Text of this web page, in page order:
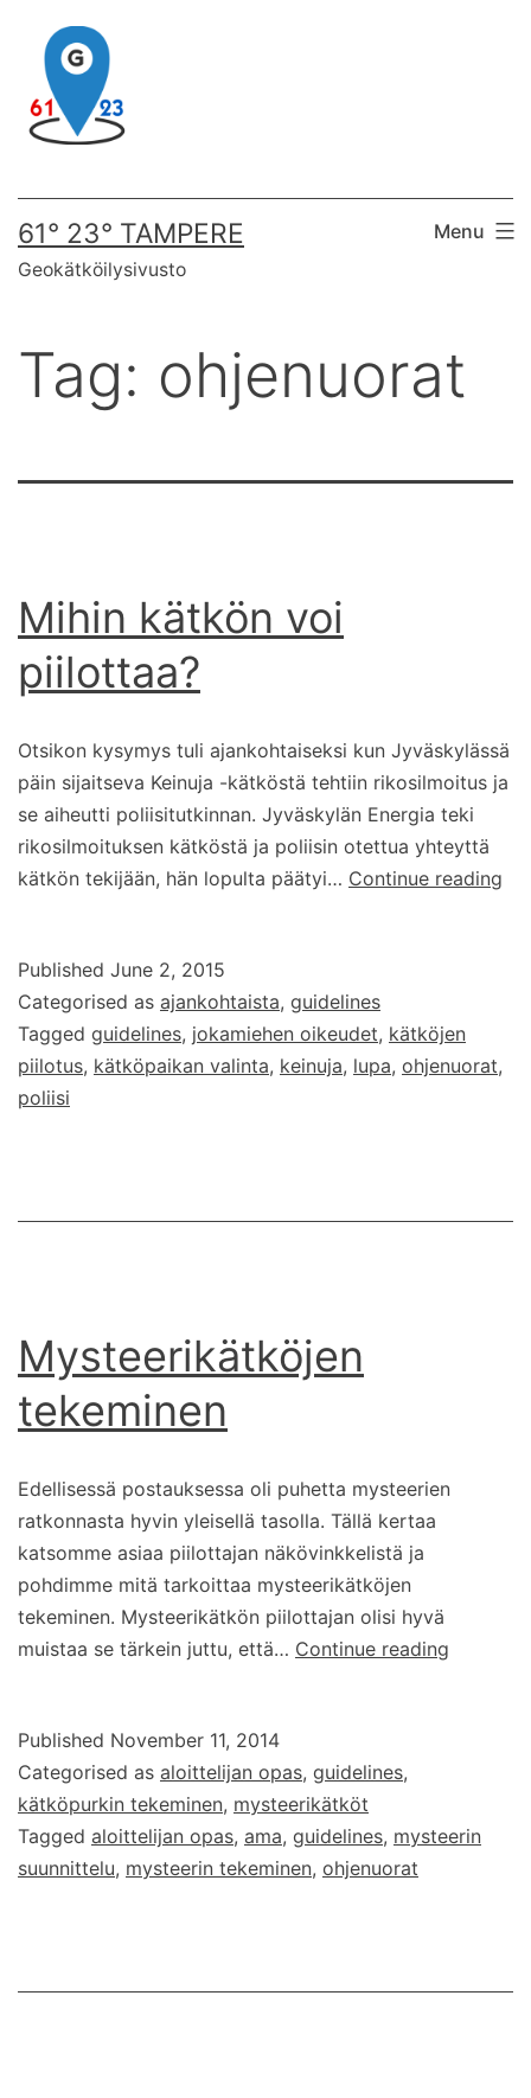
content
61° 23° TAMPERE
Geokätköilysivusto
Menu
Tag: ohjenuorat
Mihin kätkön voi
piilottaa?
Otsikon kysymys tuli ajankohtaiseksi kun Jyväskylässä
päin sijaitseva Keinuja -kätköstä tehtiin rikosilmoitus ja
se aiheutti poliisitutkinnan. Jyväskylän Energia teki
rikosilmoituksen kätköstä ja poliisin otettua yhteyttä
kätkön tekijään, hän lopulta päätyi… Continue reading
Published June 2, 2015
Categorised as ajankohtaista, guidelines
Tagged guidelines, jokamiehen oikeudet, kätköjen
piilotus, kätköpaikan valinta, keinuja, lupa, ohjenuorat,
poliisi
Mysteerikätköjen
tekeminen
Edellisessä postauksessa oli puhetta mysteerien
ratkonnasta hyvin yleisellä tasolla. Tällä kertaa
katsomme asiaa piilottajan näkövinkkelistä ja
pohdimme mitä tarkoittaa mysteerikätköjen
tekeminen. Mysteerikätkön piilottajan olisi hyvä
muistaa se tärkein juttu, että… Continue reading
Published November 11, 2014
Categorised as aloittelijan opas, guidelines,
kätköpurkin tekeminen, mysteerikätköt
Tagged aloittelijan opas, ama, guidelines, mysteerin
suunnittelu, mysteerin tekeminen, ohjenuorat